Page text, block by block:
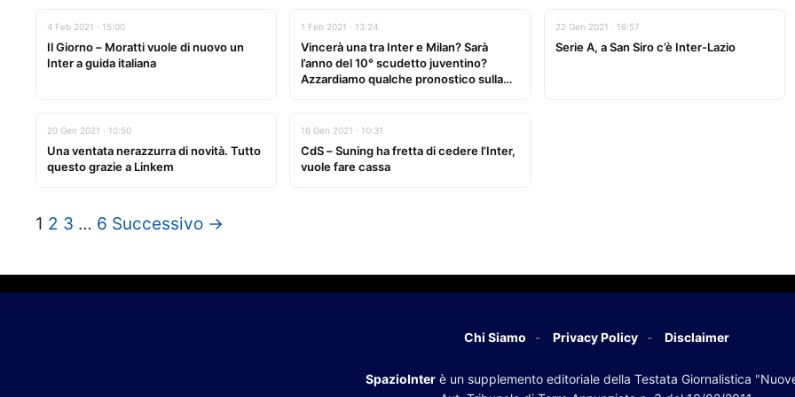
4 Feb 2021 · 15:00
Il Giorno – Moratti vuole di nuovo un
Inter a guida italiana
1 Feb 2021 · 13:24
Vincerà una tra Inter e Milan? Sarà
l’anno del 10° scudetto juventino?
Azzardiamo qualche pronostico sulla
22 Gen 2021 · 16:57
Serie A, a San Siro c’è Inter-Lazio
20 Gen 2021 · 10:50
Una ventata nerazzurra di novità. Tutto
questo grazie a Linkem
16 Gen 2021 · 10:31
CdS – Suning ha fretta di cedere l’Inter,
vuole fare cassa
1 2 3 … 6 Successivo →
Chi Siamo Privacy Policy Disclaimer
SpazioInterè un supplemento editoriale della Testata Giornalistica